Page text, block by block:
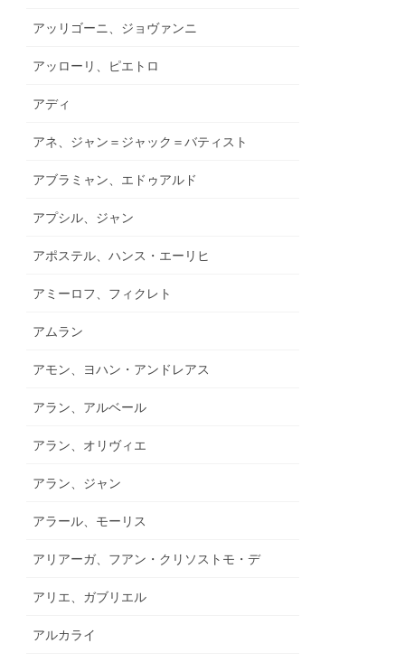
アッリゴーニ、ジョヴァンニ
アッローリ、ピエトロ
アディ
アネ、ジャン＝ジャック＝バティスト
アブラミャン、エドゥアルド
アプシル、ジャン
アポステル、ハンス・エーリヒ
アミーロフ、フィクレト
アムラン
アモン、ヨハン・アンドレアス
アラン、アルベール
アラン、オリヴィエ
アラン、ジャン
アラール、モーリス
アリアーガ、フアン・クリソストモ・デ
アリエ、ガブリエル
アルカライ